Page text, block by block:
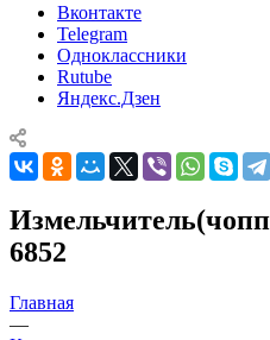
Вконтакте
Telegram
Одноклассники
Rutube
Яндекс.Дзен
6852
Главная
—